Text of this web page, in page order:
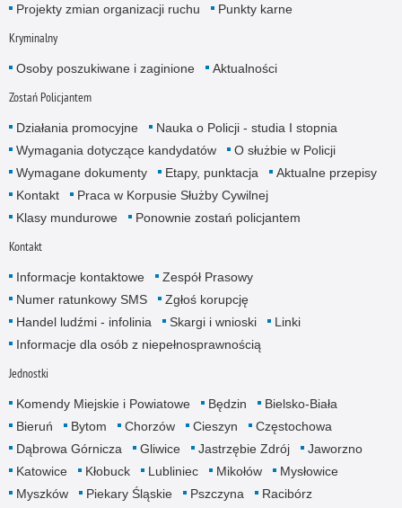
Projekty zmian organizacji ruchu
Punkty karne
Kryminalny
Osoby poszukiwane i zaginione Aktualności
Zostań Policjantem
Działania promocyjne
Nauka o Policji - studia I stopnia
Wymagania dotyczące kandydatów
O służbie w Policji
Wymagane dokumenty
Etapy, punktacja
Aktualne przepisy
Kontakt
Praca w Korpusie Służby Cywilnej
Klasy mundurowe
Ponownie zostań policjantem
Kontakt
Informacje kontaktowe
Zespół Prasowy
Numer ratunkowy SMS
Zgłoś korupcję
Handel ludźmi - infolinia
Skargi i wnioski
Linki
Informacje dla osób z niepełnosprawnością
Jednostki
Komendy Miejskie i Powiatowe Będzin
Bielsko-Biała
Bieruń
Bytom Chorzów Cieszyn
Częstochowa
Dąbrowa Górnicza
Gliwice Jastrzębie Zdrój
Jaworzno
Katowice
Kłobuck Lubliniec Mikołów
Mysłowice
Myszków
Piekary Śląskie Pszczyna
Racibórz